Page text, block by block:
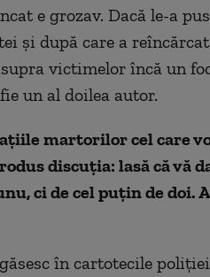
e grozav. Dacă le-a
și după care a
victimelor încă un
un al doilea autor.
martorilor cel care
discuția: lasă că vă
ci de cel puțin de doi.
în cartotecile